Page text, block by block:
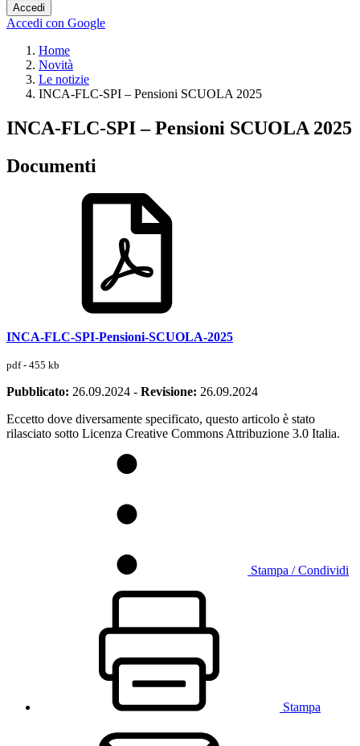
Accedi
Accedi con Google
Home
Novità
Le notizie
INCA-FLC-SPI – Pensioni SCUOLA 2025
INCA-FLC-SPI – Pensioni SCUOLA 2025
Documenti
INCA-FLC-SPI-Pensioni-SCUOLA-2025
pdf - 455 kb
Pubblicato: 26.09.2024 - Revisione: 26.09.2024
Eccetto dove diversamente specificato, questo articolo è stato
rilasciato sotto Licenza Creative Commons Attribuzione 3.0 Italia.
Stampa / Condividi
Stampa